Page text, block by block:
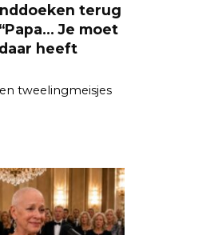
terug
Je moet
heeft
tweelingmeisjes